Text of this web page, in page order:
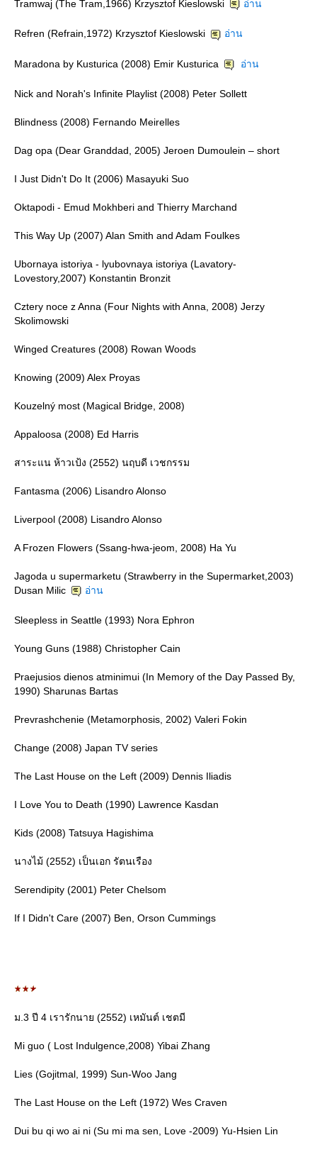
Tramwaj (The Tram,1966) Krzysztof Kieslowski อ่าน
Refren (Refrain,1972) Krzysztof Kieslowski อ่าน
Maradona by Kusturica (2008) Emir Kusturica อ่าน
Nick and Norah's Infinite Playlist (2008) Peter Sollett
Blindness (2008) Fernando Meirelles
Dag opa (Dear Granddad, 2005) Jeroen Dumoulein – short
I Just Didn't Do It (2006) Masayuki Suo
Oktapodi - Emud Mokhberi and Thierry Marchand
This Way Up (2007) Alan Smith and Adam Foulkes
Ubornaya istoriya - lyubovnaya istoriya (Lavatory-
Lovestory,2007) Konstantin Bronzit
Cztery noce z Anna (Four Nights with Anna, 2008) Jerzy
Skolimowski
Winged Creatures (2008) Rowan Woods
Knowing (2009) Alex Proyas
Kouzelný most (Magical Bridge, 2008)
Appaloosa (2008) Ed Harris
สาระแน ห้าวเป้ง (2552) นฤบดี เวชกรรม
Fantasma (2006) Lisandro Alonso
Liverpool (2008) Lisandro Alonso
A Frozen Flowers (Ssang-hwa-jeom, 2008) Ha Yu
Jagoda u supermarketu (Strawberry in the Supermarket,2003)
Dusan Milic
อ่าน
Sleepless in Seattle (1993) Nora Ephron
Young Guns (1988) Christopher Cain
Praejusios dienos atminimui (In Memory of the Day Passed By,
1990) Sharunas Bartas
Prevrashchenie (Metamorphosis, 2002) Valeri Fokin
Change (2008) Japan TV series
The Last House on the Left (2009) Dennis Iliadis
I Love You to Death (1990) Lawrence Kasdan
Kids (2008) Tatsuya Hagishima
นางไม้ (2552) เป็นเอก รัตนเรือง
Serendipity (2001) Peter Chelsom
If I Didn't Care (2007) Ben, Orson Cummings
ม.3 ปี 4 เรารักนาย (2552) เหมันต์ เชตมี
Mi guo ( Lost Indulgence,2008) Yibai Zhang
Lies (Gojitmal, 1999) Sun-Woo Jang
The Last House on the Left (1972) Wes Craven
Dui bu qi wo ai ni (Su mi ma sen, Love -2009) Yu-Hsien Lin